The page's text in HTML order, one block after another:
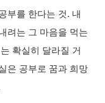
부를 한다는 것. 내
려는 그 마음을 먹는
확실히 달라질 거
은 공부로 꿈과 희망